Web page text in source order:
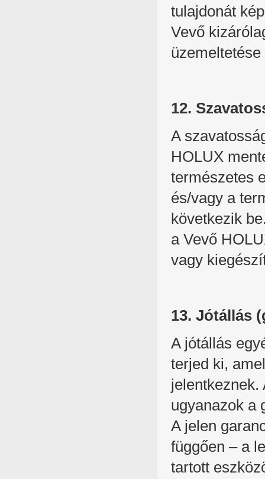
tulajdonát
Vevő
12.
A
HOLUX
természetes
és/vagy a
következik
a Vevő
vagy
13. Jótállás
A jótállás
terjed ki,
jelentkeznek.
ugyanazok a
A jelen
függően – a
tartott